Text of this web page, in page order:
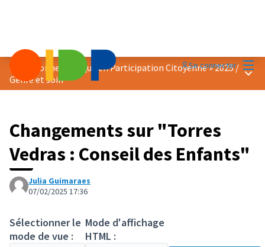
Se connecter
Prix « Bonne Pratique en Participation Citoyenne » 2025 /
Genre et soin
Changements sur "Torres
Vedras : Conseil des Enfants"
Julia Guimaraes
07/02/2025 17:36
Sélectionner le
mode de vue :
Mode d'affichage
HTML :